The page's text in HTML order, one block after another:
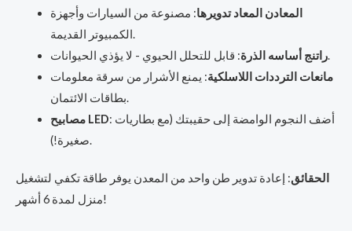
المعادن المعاد تدويرها: مصنوعة من السيارات وأجهزة
الكمبيوتر القديمة.
راتنج أساسه الذرة: قابل للتحلل الحيوي - لا يؤذي الحيوانات.
مانعات الترددات اللاسلكية: يمنع الأشرار من سرقة معلومات
بطاقات الائتمان.
مصابيح LED: أضف النجوم الوامضة إلى حقيبتك (مع بطاريات
صغيرة!).
الحقائق: إعادة تدوير طن واحد من المعدن يوفر طاقة تكفي لتشغيل
منزل لمدة 6 أشهر!